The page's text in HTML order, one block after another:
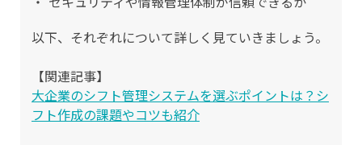
以下、それぞれについて詳しく見ていきましょう。
【関連記事】
大企業のシフト管理システムを選ぶポイントは？シ
フト作成の課題やコツも紹介